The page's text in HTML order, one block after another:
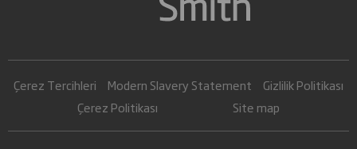
Çerez Tercihleri Modern Slavery Statement
Gizlilik Politikası
Çerez Politikası
Site map